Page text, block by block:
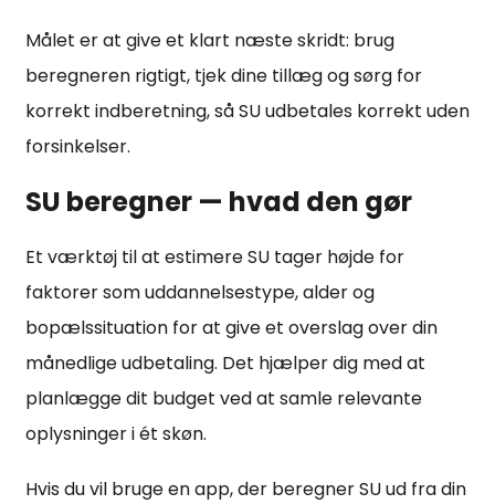
Målet er at give et klart næste skridt: brug
beregneren rigtigt, tjek dine tillæg og sørg for
korrekt indberetning, så SU udbetales korrekt uden
forsinkelser.
SU beregner — hvad den gør
Et værktøj til at estimere SU tager højde for
faktorer som uddannelsestype, alder og
bopælssituation for at give et overslag over din
månedlige udbetaling. Det hjælper dig med at
planlægge dit budget ved at samle relevante
oplysninger i ét skøn.
Hvis du vil bruge en app, der beregner SU ud fra din